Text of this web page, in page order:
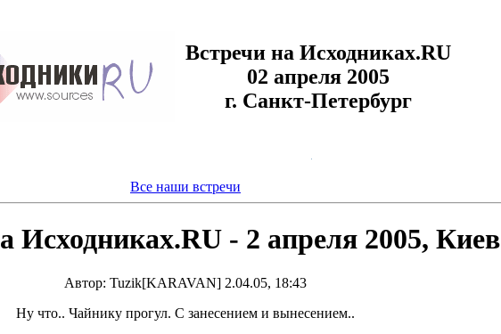
Встречи на Исходниках.RU
02 апреля 2005
г. Санкт-Петербург
Все наши встречи
Исходниках.RU - 2 апреля 2005, Киев
Автор: Tuzik[KARAVAN] 2.04.05, 18:43
Ну что.. Чайнику прогул. С занесением и вынесением..